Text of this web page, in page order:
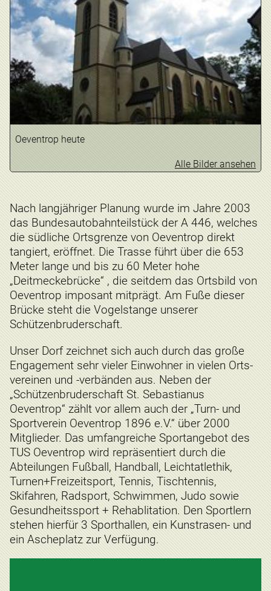
Oeventrop heute
Alle Bilder ansehen
Nach langjähriger Planung wurde im Jahre 2003
das Bundesautobahnteilstück der A 446, welches
die südliche Ortsgrenze von Oeventrop direkt
tangiert, eröffnet. Die Trasse führt über die 653
Meter lange und bis zu 60 Meter hohe
„Deitmeckebrücke“ , die seitdem das Ortsbild von
Oeventrop imposant mitprägt. Am Fuße dieser
Brücke steht die Vogelstange unserer
Schützenbruderschaft.
Unser Dorf zeichnet sich auch durch das große
Engagement sehr vieler Einwohner in vielen Orts-
vereinen und -verbänden aus. Neben der
„Schützenbruderschaft St. Sebastianus
Oeventrop“ zählt vor allem auch der „Turn- und
Sportverein Oeventrop 1896 e.V.“ über 2000
Mitglieder. Das umfangreiche Sportangebot des
TUS Oeventrop wird repräsentiert durch die
Abteilungen Fußball, Handball, Leichtatlethik,
Turnen+Freizeitsport, Tennis, Tischtennis,
Skifahren, Radsport, Schwimmen, Judo sowie
Gesundheitssport + Rehablitation. Den Sportlern
stehen hierfür 3 Sporthallen, ein Kunstrasen- und
ein Ascheplatz zur Verfügung.